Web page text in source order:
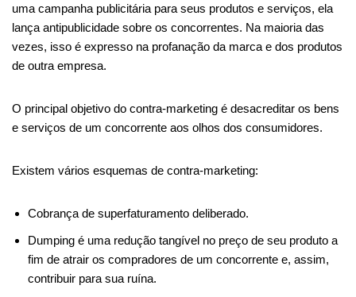
uma campanha publicitária para seus produtos e serviços, ela
lança antipublicidade sobre os concorrentes. Na maioria das
vezes, isso é expresso na profanação da marca e dos produtos
de outra empresa.
O principal objetivo do contra-marketing é desacreditar os bens
e serviços de um concorrente aos olhos dos consumidores.
Existem vários esquemas de contra-marketing:
Cobrança de superfaturamento deliberado.
Dumping é uma redução tangível no preço de seu produto a
fim de atrair os compradores de um concorrente e, assim,
contribuir para sua ruína.